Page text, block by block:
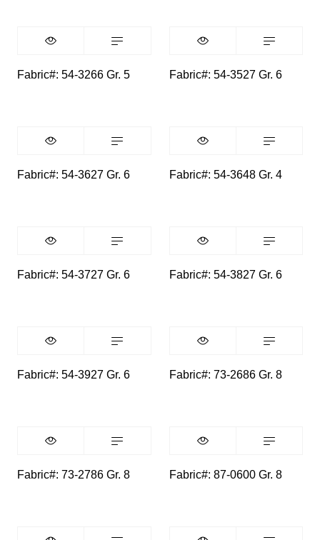
Fabric#: 54-3266 Gr. 5 Fabric#: 54-3527 Gr. 6
Fabric#: 54-3627 Gr. 6 Fabric#: 54-3648 Gr. 4
Fabric#: 54-3727 Gr. 6 Fabric#: 54-3827 Gr. 6
Fabric#: 54-3927 Gr. 6 Fabric#: 73-2686 Gr. 8
Fabric#: 73-2786 Gr. 8 Fabric#: 87-0600 Gr. 8